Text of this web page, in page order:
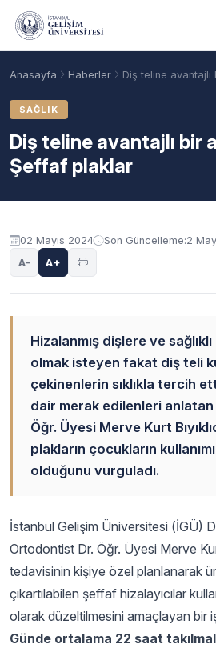
Ana içeriğe geç
Akademik Takvim
Anasayfa Haberler Diş teline
SAĞLIK
Diş teline avantajlı bir
Şeffaf plaklar
02 Mayıs 2024 Son Güncelleme:2
A- A+
Hizalanmış dişlere ve
olmak isteyen fakat diş teli
çekinenlerin sıklıkla tercih
dair merak edilenleri
Öğr. Üyesi Merve Kurt
plakların çocukların
olduğunu vurguladı.
İstanbul Gelişim Üniversitesi (İGÜ)
Ortodontist Dr. Öğr. Üyesi Merve
tedavisinin kişiye özel planlanarak
çıkartılabilen şeffaf hizalayıcılar
olarak düzeltilmesini amaçlayan bir
Günde ortalama 22 saat